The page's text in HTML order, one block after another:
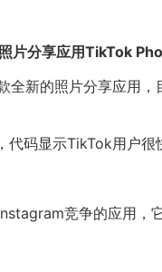
片分享应用TikTok
全新的照片分享应用
码显示TikTok用户很
竞争的应用，